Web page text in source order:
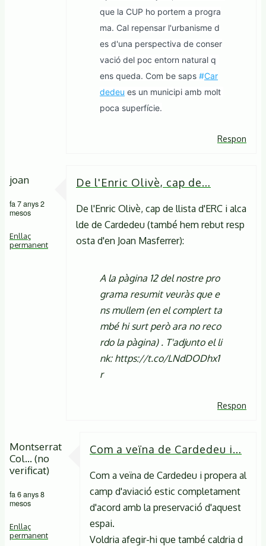
que la CUP ho portem a progra
ma. Cal repensar l'urbanisme d
es d'una perspectiva de conser
vació del poc entorn natural q
ens queda. Com be saps #Car
dedeu es un municipi amb molt
poca superfície.
Respon
joan
fa 7 anys 2
mesos
Enllaç
permanent
De l'Enric Olivè, cap de…
De l'Enric Olivè, cap de llista d'ERC i alca
lde de Cardedeu (també hem rebut resp
osta d'en Joan Masferrer):
A la pàgina 12 del nostre pro
grama resumit veuràs que e
ns mullem (en el complert ta
mbé hi surt però ara no reco
rdo la pàgina) . T'adjunto el li
nk: https://t.co/LNdDODhx1
r
Respon
Montserrat
Col… (no
verificat)
fa 6 anys 8
mesos
Enllaç
permanent
Com a veïna de Cardedeu i…
Com a veïna de Cardedeu i propera al
camp d'aviació estic completament
d'acord amb la preservació d'aquest
espai.
Voldria afegir-hi que també caldria d